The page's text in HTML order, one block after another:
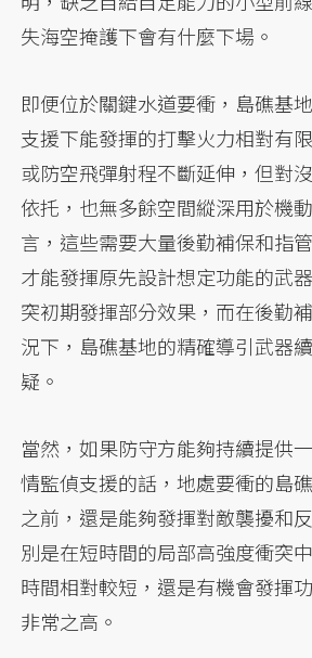
失海空掩護下會有什麼下場。
即便位於關鍵水道要衝，島礁基
支援下能發揮的打擊火力相對有
或防空飛彈射程不斷延伸，但對
依托，也無多餘空間縱深用於機
言，這些需要大量後勤補保和指
才能發揮原先設計想定功能的武
突初期發揮部分效果，而在後勤
況下，島礁基地的精確導引武器
疑。
當然，如果防守方能夠持續提供
情監偵支援的話，地處要衝的島
之前，還是能夠發揮對敵襲擾和
別是在短時間的局部高強度衝突
時間相對較短，還是有機會發揮
非常之高。